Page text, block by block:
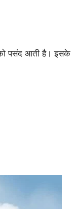
को पसंद आती है। इसके